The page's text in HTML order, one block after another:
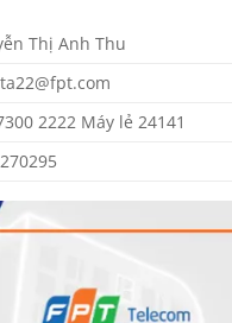
Thị Anh Thu
2222 Máy lẻ 24141